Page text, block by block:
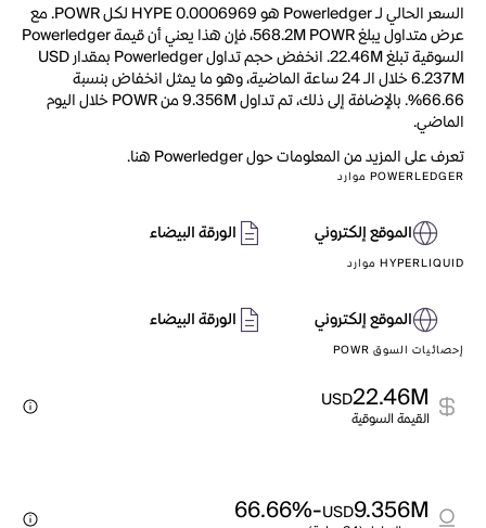
السعر الحالي لـ Powerledger هو HYPE 0.0006969 لكل POWR. مع
عرض متداول يبلغ 568.2M POWR، فإن هذا يعني أن قيمة Powerledger
السوقية تبلغ 22.46M. انخفض حجم تداول Powerledger بمقدار USD
6.237M خلال الـ 24 ساعة الماضية، وهو ما يمثل انخفاض بنسبة
66.66%. بالإضافة إلى ذلك، تم تداول 9.356M من POWR خلال اليوم
الماضي.
تعرف على المزيد من المعلومات حول Powerledger هنا.
POWERLEDGER موارد
الموقع إلكتروني الورقة البيضاء
HYPERLIQUID موارد
الموقع إلكتروني الورقة البيضاء
إحصائيات السوق POWR
22.46M
USD
القيمة السوقية
9.356M
USD
-66.66%